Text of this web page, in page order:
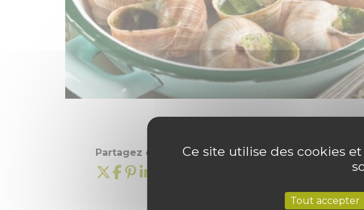
Partagez cette information :Ce site utilise des cookies
Tout accepter